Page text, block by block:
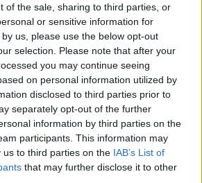
of the sale, sharing to third parties, or
or sensitive information for
us, please use the below opt-out
selection. Please note that after your
you may continue seeing
on personal information utilized by
disclosed to third parties prior to
separately opt-out of the further
information by third parties on the
participants. This information may
us to third parties on the IAB’s List of
that may further disclose it to other
italiani nei settori automotive e
nasce un’offerta
DEM per mercato automotive,
comparti ad alto potenziale, con
audience qualificate in modo
al GDPR. Grazie alla sinergia,
leadership nel performance
dati, tecnologia e know-how
risultati misurabili e strategie
La partecipazione a Intersections
passo nel percorso di crescita,